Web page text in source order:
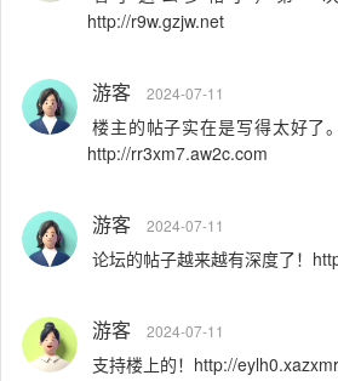
http://r9w.gzjw.net
游客 2024-07-11
楼主的帖子实在是写得太好了
http://rr3xm7.aw2c.com
游客 2024-07-11
论坛的帖子越来越有深度了！
游客 2024-07-11
支持楼上的！http://